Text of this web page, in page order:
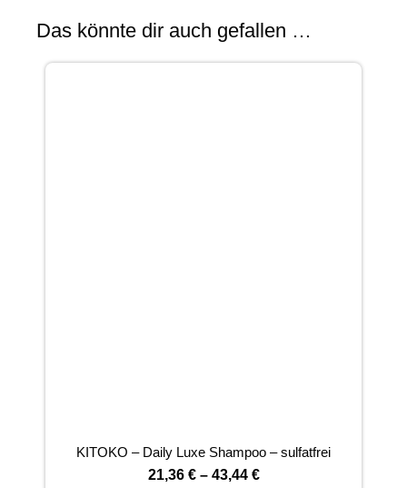
Das könnte dir auch gefallen …
KITOKO – Daily Luxe Shampoo – sulfatfrei
21,36 €– 43,44 €